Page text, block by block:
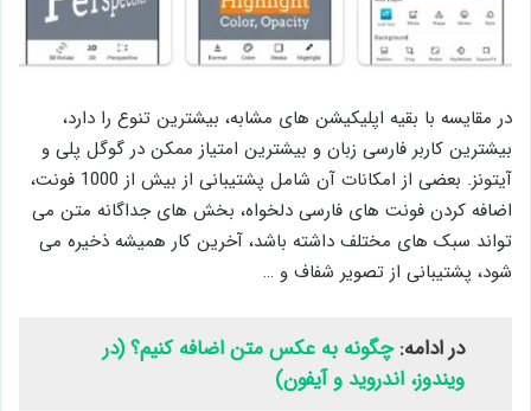
در مقایسه با بقیه اپلیکیشن های مشابه، بیشترین تنوع را دارد،
بیشترین کاربر فارسی زبان و بیشترین امتیاز ممکن در گوگل پلی و
آیتونز. بعضی از امکانات آن شامل پشتیبانی از بیش از 1000 فونت،
اضافه کردن فونت های فارسی دلخواه، بخش های جداگانه متن می
تواند سبک های مختلف داشته باشد، آخرین کار همیشه ذخیره می
شود، پشتیبانی از تصویر شفاف و …
در ادامه:چگونه به عکس متن اضافه کنیم؟ (در
ویندوز، اندروید و آیفون)